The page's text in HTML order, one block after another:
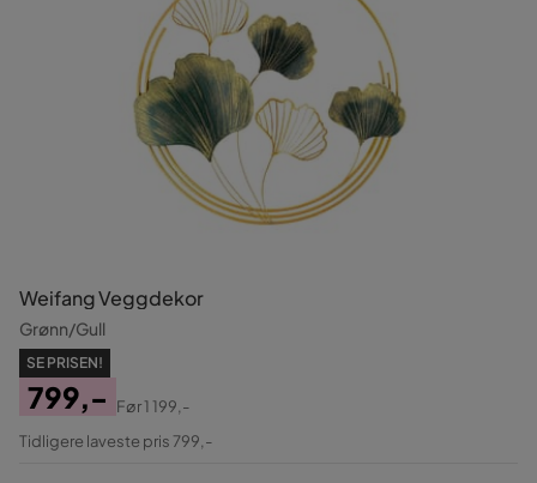
Weifang Veggdekor
Grønn/Gull
SE PRISEN!
Pris
799,-
Original
Før1 199,-
Tidligere laveste pris 799,-